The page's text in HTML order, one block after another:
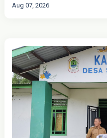
Aug 07, 2026